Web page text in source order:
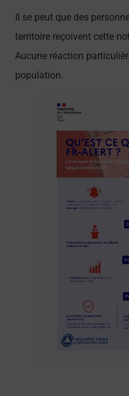
Il se peut que des
territoire reçoivent cette
Aucune réaction
population.